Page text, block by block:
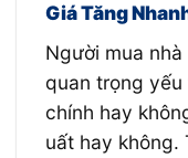
Giá Tăng
Người mua
quan trọng
chính hay
uất hay không.